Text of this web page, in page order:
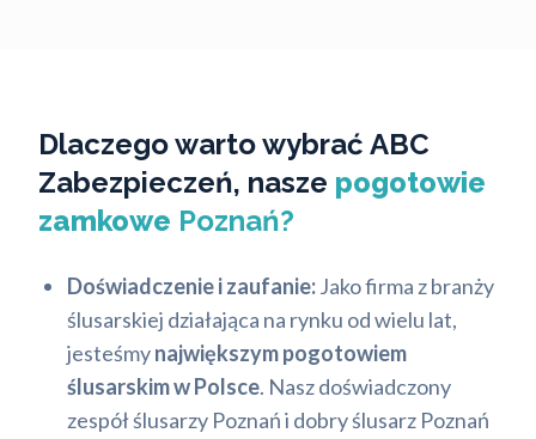
Dlaczego warto wybrać ABC
Zabezpieczeń, nasze pogotowie
zamkowe Poznań?
Doświadczenie i zaufanie:Jako firma z branży
ślusarskiej działająca na rynku od wielu lat,
jesteśmynajwiększym pogotowiem
ślusarskim w Polsce. Nasz doświadczony
zespół ślusarzy Poznań i dobry ślusarz Poznań